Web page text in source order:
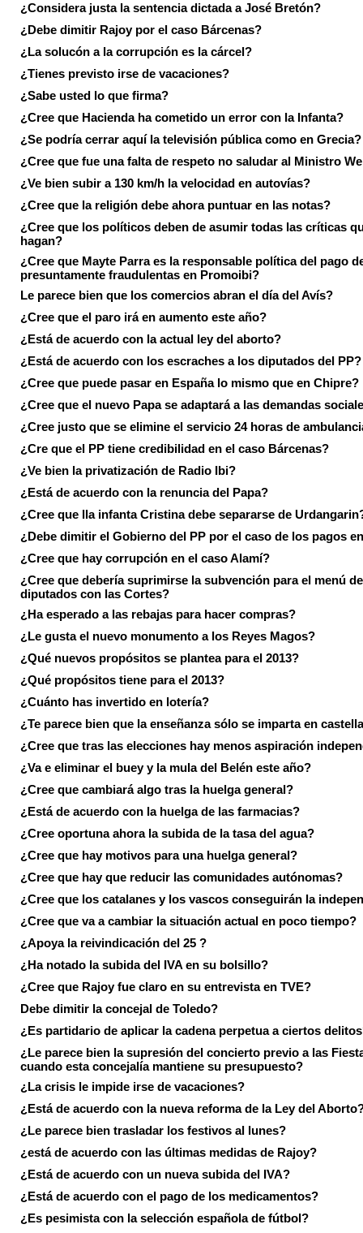
¿Considera justa la sentencia dictada a José Bretón?
¿Debe dimitir Rajoy por el caso Bárcenas?
¿La solucón a la corrupción es la cárcel?
¿Tienes previsto irse de vacaciones?
¿Sabe usted lo que firma?
¿Cree que Hacienda ha cometido un error con la Infanta?
¿Se podría cerrar aquí la televisión pública como en Grecia?
¿Cree que fue una falta de respeto no saludar al Ministro
¿Ve bien subir a 130 km/h la velocidad en autovías?
¿Cree que la religión debe ahora puntuar en las notas?
¿Cree que los políticos deben de asumir todas las críticas
hagan?
¿Cree que Mayte Parra es la responsable política del pago
presuntamente fraudulentas en Promoibi?
Le parece bien que los comercios abran el día del Avís?
¿Cree que el paro irá en aumento este año?
¿Está de acuerdo con la actual ley del aborto?
¿Está de acuerdo con los escraches a los diputados del PP?
¿Cree que puede pasar en España lo mismo que en Chipre?
¿Cree que el nuevo Papa se adaptará a las demandas
¿Cree justo que se elimine el servicio 24 horas de
¿Cre que el PP tiene credibilidad en el caso Bárcenas?
¿Ve bien la privatización de Radio Ibi?
¿Está de acuerdo con la renuncia del Papa?
¿Cree que lla infanta Cristina debe separarse de
¿Debe dimitir el Gobierno del PP por el caso de los pagos
¿Cree que hay corrupción en el caso Alamí?
¿Cree que debería suprimirse la subvención para el menú
diputados con las Cortes?
¿Ha esperado a las rebajas para hacer compras?
¿Le gusta el nuevo monumento a los Reyes Magos?
¿Qué nuevos propósitos se plantea para el 2013?
¿Qué propósitos tiene para el 2013?
¿Cuánto has invertido en lotería?
¿Te parece bien que la enseñanza sólo se imparta en
¿Cree que tras las elecciones hay menos aspiración
¿Va e eliminar el buey y la mula del Belén este año?
¿Cree que cambiará algo tras la huelga general?
¿Está de acuerdo con la huelga de las farmacias?
¿Cree oportuna ahora la subida de la tasa del agua?
¿Cree que hay motivos para una huelga general?
¿Cree que hay que reducir las comunidades autónomas?
¿Cree que los catalanes y los vascos conseguirán la
¿Cree que va a cambiar la situación actual en poco tiempo?
¿Apoya la reivindicación del 25 ?
¿Ha notado la subida del IVA en su bolsillo?
¿Cree que Rajoy fue claro en su entrevista en TVE?
Debe dimitir la concejal de Toledo?
¿Es partidario de aplicar la cadena perpetua a ciertos
¿Le parece bien la supresión del concierto previo a las
cuando esta concejalía mantiene su presupuesto?
¿La crisis le impide irse de vacaciones?
¿Está de acuerdo con la nueva reforma de la Ley del
¿Le parece bien trasladar los festivos al lunes?
¿está de acuerdo con las últimas medidas de Rajoy?
¿Está de acuerdo con un nueva subida del IVA?
¿Está de acuerdo con el pago de los medicamentos?
¿Es pesimista con la selección española de fútbol?